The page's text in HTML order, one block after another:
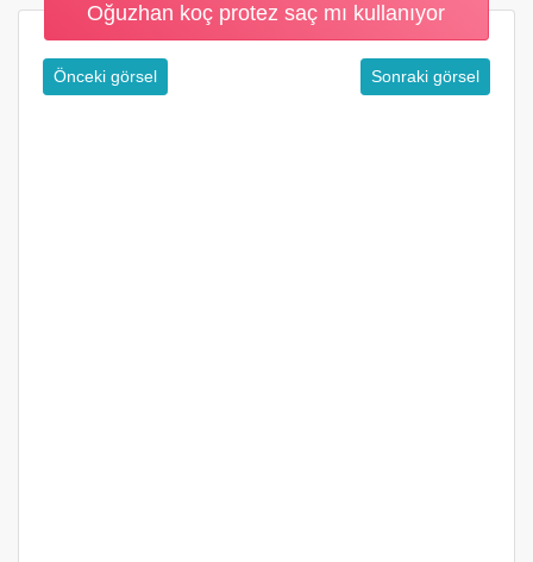
Oğuzhan koç protez saç mı kullanıyor
Önceki görsel Sonraki görsel